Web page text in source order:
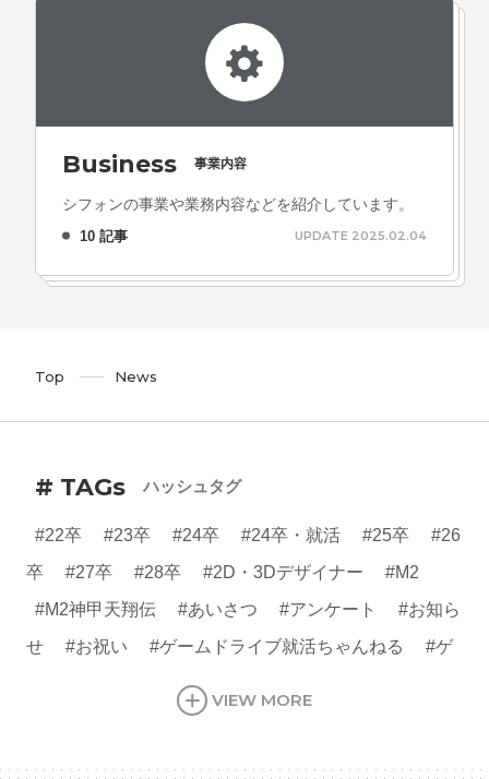
Business 事業内容
シフォンの事業や業務内容などを紹介しています。
10 記事 UPDATE 2025.02.04
Top News
# TAGs ハッシュタグ
#22卒 #23卒 #24卒 #24卒・就活 #25卒
#26
卒
#27卒 #28卒 #2D・3Dデザイナー
#M2
#M2神甲天翔伝
#あいさつ #アンケート
#お知ら
せ
#お祝い #ゲームドライブ就活ちゃんねる
#ゲ
#ゲーム開発
#シフォンめし
VIEW MORE